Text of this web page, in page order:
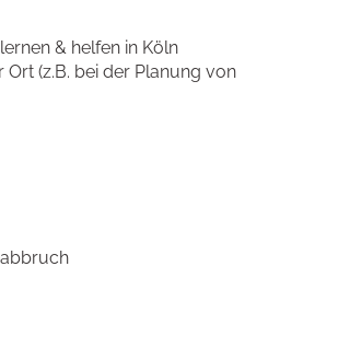
& helfen in Köln
(z.B. bei der Planung von